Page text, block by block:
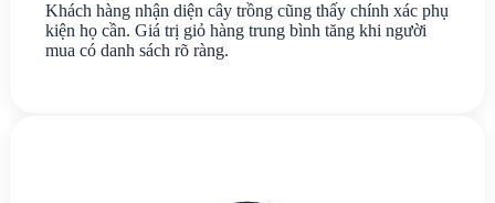
Khách hàng nhận diện cây trồng cũng thấy chính xác phụ
kiện họ cần. Giá trị giỏ hàng trung bình tăng khi người
mua có danh sách rõ ràng.